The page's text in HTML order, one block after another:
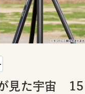
が見た宇宙 15